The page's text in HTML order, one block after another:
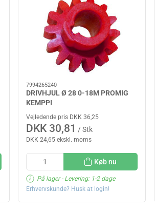
7994265240
DRIVHJUL Ø 28 0-18M PROMIG
KEMPPI
Vejledende pris DKK 36,25
DKK 30,81 / Stk
DKK 24,65 ekskl. moms
Køb nu
På lager- Levering: 1-2 dage
Erhvervskunde? Husk at login!